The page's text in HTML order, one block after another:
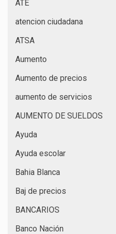
ATE
atencion ciudadana
ATSA
Aumento
Aumento de precios
aumento de servicios
AUMENTO DE SUELDOS
Ayuda
Ayuda escolar
Bahia Blanca
Baj de precios
BANCARIOS
Banco Nación